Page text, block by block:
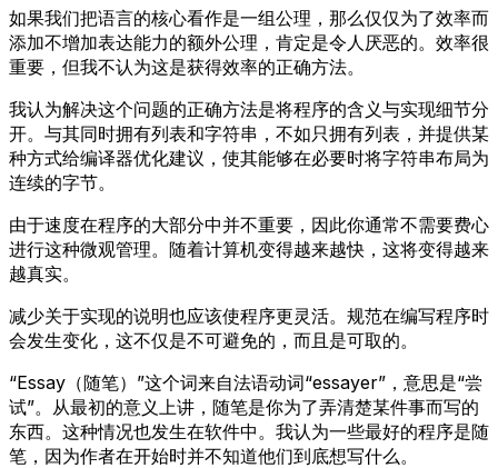
如果我们把语言的核心看作是一组公理，那么仅仅为了效率而
添加不增加表达能力的额外公理，肯定是令人厌恶的。效率很
重要，但我不认为这是获得效率的正确方法。
我认为解决这个问题的正确方法是将程序的含义与实现细节分
开。与其同时拥有列表和字符串，不如只拥有列表，并提供某
种方式给编译器优化建议，使其能够在必要时将字符串布局为
连续的字节。
由于速度在程序的大部分中并不重要，因此你通常不需要费心
进行这种微观管理。随着计算机变得越来越快，这将变得越来
越真实。
减少关于实现的说明也应该使程序更灵活。规范在编写程序时
会发生变化，这不仅是不可避免的，而且是可取的。
“Essay（随笔）”这个词来自法语动词“essayer”，意思是“尝
试”。从最初的意义上讲，随笔是你为了弄清楚某件事而写的
东西。这种情况也发生在软件中。我认为一些最好的程序是随
笔，因为作者在开始时并不知道他们到底想写什么。